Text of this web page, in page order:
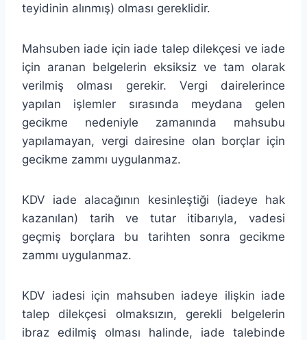
teyidinin alınmış) olması gereklidir.
Mahsuben iade için iade talep dilekçesi ve iade
için aranan belgelerin eksiksiz ve tam olarak
verilmiş olması gerekir. Vergi dairelerince
yapılan işlemler sırasında meydana gelen
gecikme nedeniyle zamanında mahsubu
yapılamayan, vergi dairesine olan borçlar için
gecikme zammı uygulanmaz.
KDV iade alacağının kesinleştiği (iadeye hak
kazanılan) tarih ve tutar itibarıyla, vadesi
geçmiş borçlara bu tarihten sonra gecikme
zammı uygulanmaz.
KDV iadesi için mahsuben iadeye ilişkin iade
talep dilekçesi olmaksızın, gerekli belgelerin
ibraz edilmiş olması halinde, iade talebinde